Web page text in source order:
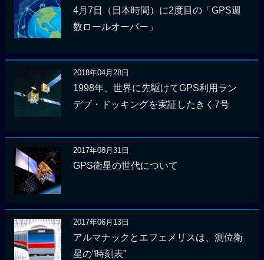
4月7日（日本時間）に2度目の「GPS週
数ロールオーバー」
2018年04月28日
1998年、世界に先駆けてGPS利用ラン
デブ・ドッキングを実証したきく7号
2017年08月31日
GPS衛星の世代について
2017年06月13日
アルマナックとエフェメリスは、測位衛
星の“時刻表”